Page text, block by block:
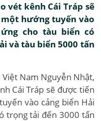
vét kênh Cái Tráp sẽ
hướng tuyến vào
cho tàu biển có
và tàu biển 5000 tấn
Nam Nguyễn Nhật,
Cái Tráp sẽ được tiến
vào cảng biển Hải
trọng tải đến 3000 tấn